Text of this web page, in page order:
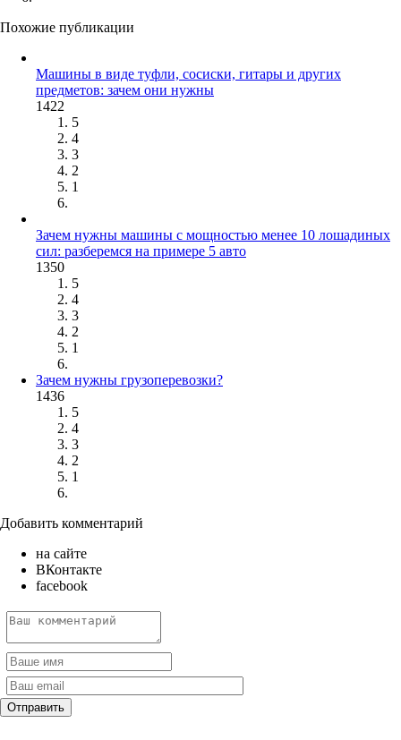
Похожие публикации
Машины в виде туфли, сосиски, гитары и других
предметов: зачем они нужны
1422
5
4
3
2
1
Зачем нужны машины с мощностью менее 10 лошадиных
сил: разберемся на примере 5 авто
1350
5
4
3
2
1
Зачем нужны грузоперевозки?
1436
5
4
3
2
1
Добавить комментарий
на сайте
ВКонтакте
facebook